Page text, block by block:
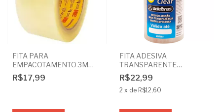
FITA PARA
EMPACOTAMENTO 3M
SCOTH 45mm X 100m /
UND OU PAC COM 4
R$17,99
FITA ADESIVA
TRANSPARENTE
ADELBRAS 12mm x 30m
10 unidades
R$22,99
2 x de R$12,60